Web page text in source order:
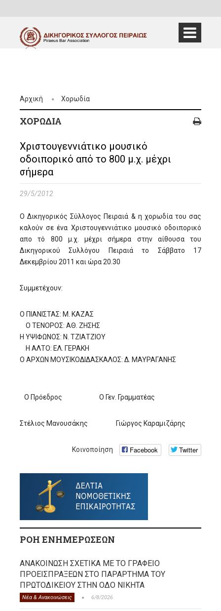
Αρχική Χορωδία
ΧΟΡΩΔΊΑ
Χριστουγεννιάτικο μουσικό
οδοιπορικό από το 800 μ.χ. μέχρι
σήμερα
29/5/2012
Ο Δικηγορικός Σύλλογος Πειραιά & η χορωδία του σας
καλούν σε ένα Χριστουγεννιάτικο μουσικό οδοιπορικό
απο τό 800 μ.χ. μέχρι σήμερα στην αίθουσα του
Δικηγορικού Συλλόγου Πειραιά το Σάββατο 17
Δεκεμβρίου 2011 και ώρα 20.30
Συμμετέχουν:
Ο ΠΙΑΝΙΣΤΑΣ: Μ. ΚΑΖΑΣ
Ο ΤΕΝΟΡΟΣ: ΑΘ. ΖΗΣΗΣ
Η ΥΨΙΦΩΝΟΣ: Ν. ΤΖΙΑΤΖΙΟΥ
Η ΑΛΤΟ: ΕΛ. ΓΕΡΑΚΗ
Ο ΑΡΧΩΝ ΜΟΥΣΙΚΟΔΙΔΑΣΚΑΛΟΣ: Δ. ΜΑΥΡΑΓΑΝΗΣ
Ο Πρόεδρος Ο Γεν. Γραμματέας
Στέλιος Μανουσάκης Γιώργος Καραμιζάρης
Κοινοποίηση Facebook Twitter
ΡΟΗ ΕΝΗΜΕΡΩΣΕΩΝ
ΑΝΑΚΟΙΝΩΣΗ ΣΧΕΤΙΚΑ ΜΕ ΤΟ ΓΡΑΦΕΙΟ
ΠΡΟΕΙΣΠΡΑΞΕΩΝ ΣΤΟ ΠΑΡΑΡΤΗΜΑ ΤΟΥ
ΠΡΩΤΟΔΙΚΕΙΟΥ ΣΤΗΝ ΟΔΟ ΝΙΚΗΤΑ
Νέα & Ανακοινώσεις 6/8/2026